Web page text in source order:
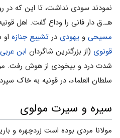
نمودند سودی نداشت، تا این که در
هـ.ق دار فانی را وداع گفت. اهل
مسیحی و یهودی در تشییع جنازه
قونوی (از بزرگترین شاگردان ابن عربی
شدت درد و بیخودی از هوش رفت.
سلطان العلماء، در قونیه به خاک
سیره و سیرت مولوی
مولانا مردی بوده است زردچهره و